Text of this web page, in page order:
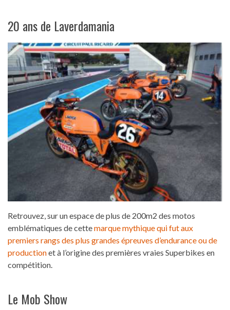
20 ans de Laverdamania
Retrouvez, sur un espace de plus de 200m2 des motos
emblématiques de cettemarque mythique qui fut aux
premiers rangs des plus grandes épreuves d’endurance ou de
productionet à l’origine des premières vraies Superbikes en
compétition.
Le Mob Show